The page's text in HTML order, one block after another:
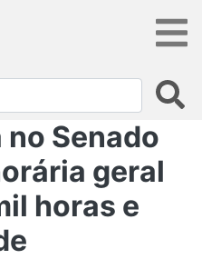
Senado
geral
horas e